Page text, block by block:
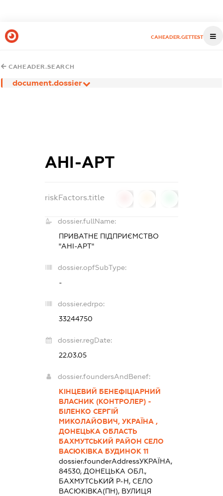
CAHEADER.GETTEST
CAHEADER.SEARCH
document.dossier
АНІ-АРТ
riskFactors.title
dossier.fullName:
ПРИВАТНЕ ПІДПРИЄМСТВО
"АНІ-АРТ"
dossier.opfSubType:
-
dossier.edrpo:
33244750
dossier.regDate:
22.03.05
dossier.foundersAndBenef:
КІНЦЕВИЙ БЕНЕФІЦІАРНИЙ
ВЛАСНИК (КОНТРОЛЕР) -
БІЛЕНКО СЕРГІЙ
МИКОЛАЙОВИЧ, УКРАЇНА ,
ДОНЕЦЬКА ОБЛАСТЬ
БАХМУТСЬКИЙ РАЙОН СЕЛО
ВАСЮКІВКА БУДИНОК 11
dossier.founderAddressУКРАЇНА,
84530, ДОНЕЦЬКА ОБЛ.,
БАХМУТСЬКИЙ Р-Н, СЕЛО
ВАСЮКІВКА(ПН), ВУЛИЦЯ